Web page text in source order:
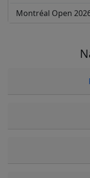
Montréal Open